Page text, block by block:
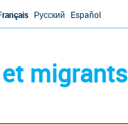
Русский Español
migrants